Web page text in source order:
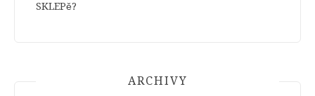
SKLEPě?
ARCHIVY